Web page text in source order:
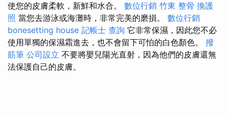
使您的皮膚柔軟，新鮮和水合。 數位行銷 竹東 整骨 換護
照 當您去游泳或海灘時，非常完美的磨損。 數位行銷
bonesetting house 記帳士 查詢 它非常保濕，因此您不必
使用單獨的保濕霜進去，也不會留下可怕的白色顏色。 撥
筋筆 公司設立 不要將嬰兒陽光直射，因為他們的皮膚還無
法保護自己的皮膚。